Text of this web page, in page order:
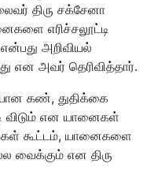
திரு சக்சேனா
எரிச்சலூட்டி
என்பது அறிவியல்
என அவர் தெரிவித்தார்.
கண், துதிக்கை
விடும் என யானைகள்
கூட்டம், யானைகளை
வைக்கும் என திரு